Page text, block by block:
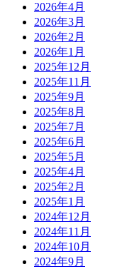
2026年4月
2026年3月
2026年2月
2026年1月
2025年12月
2025年11月
2025年9月
2025年8月
2025年7月
2025年6月
2025年5月
2025年4月
2025年2月
2025年1月
2024年12月
2024年11月
2024年10月
2024年9月